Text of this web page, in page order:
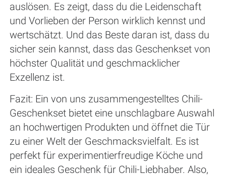
auslösen. Es zeigt, dass du die Leidenschaft
und Vorlieben der Person wirklich kennst und
wertschätzt. Und das Beste daran ist, dass du
sicher sein kannst, dass das Geschenkset von
höchster Qualität und geschmacklicher
Exzellenz ist.
Fazit: Ein von uns zusammengestelltes Chili-
Geschenkset bietet eine unschlagbare Auswahl
an hochwertigen Produkten und öffnet die Tür
zu einer Welt der Geschmacksvielfalt. Es ist
perfekt für experimentierfreudige Köche und
ein ideales Geschenk für Chili-Liebhaber. Also,